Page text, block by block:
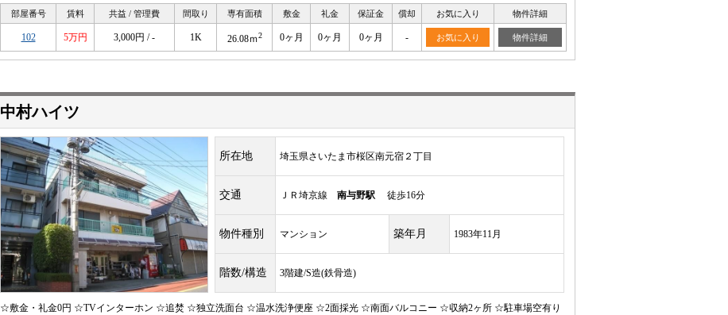
部屋番号 賃料 共益 / 管理費 間取り 専有面積 敷金 礼金 保証金 償却 お気に入り 物件詳細
102 5万円 3,000円 / - 1K 26.08ｍ2 0ヶ月 0ヶ月 0ヶ月 - お気に入り 物件詳細
中村ハイツ
所在地 埼玉県さいたま市桜区南元宿２丁目
交通 ＪＲ埼京線 南与野駅 徒歩16分
物件種別 マンション 築年月 1983年11月
階数/構造 3階建/S造(鉄骨造)
☆敷金・礼金0円 ☆TVインターホン ☆追焚 ☆独立洗面台 ☆温水洗浄便座 ☆2面採光 ☆南面バルコニー ☆収納2ヶ所 ☆駐車場空有り